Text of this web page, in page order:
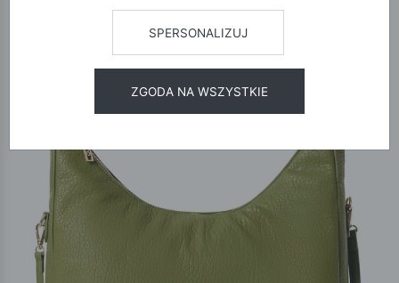
SPERSONALIZUJ
ZGODA NA WSZYSTKIE